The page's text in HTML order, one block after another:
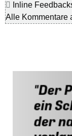
Inline
Alle Kommentare